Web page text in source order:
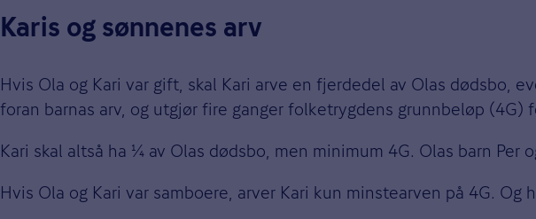
Karis og sønnenes arv
Hvis Ola og Kari var gift, skal Kari arve en fjerdedel av Olas dødsbo,
foran barnas arv, og utgjør fire ganger folketrygdens grunnbeløp
Kari skal altså ha 1⁄4 av Olas dødsbo, men minimum 4G. Olas barn
Hvis Ola og Kari var samboere, arver Kari kun minstearven på 4G.